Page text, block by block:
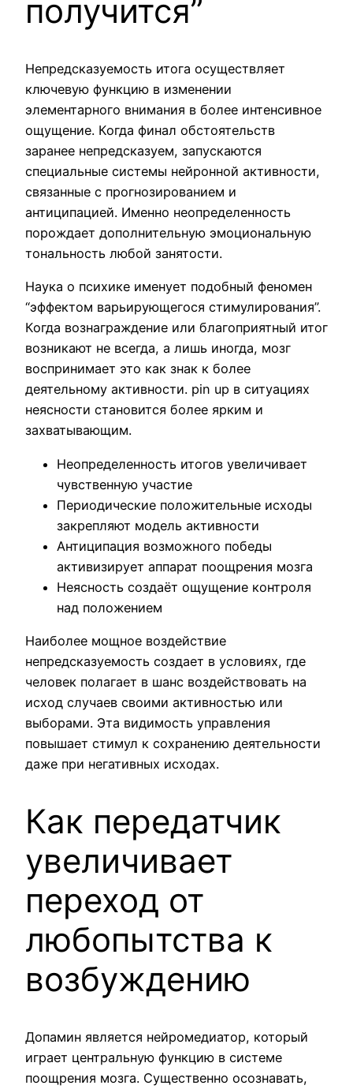
получится”
Непредсказуемость итога осуществляет
ключевую функцию в изменении
элементарного внимания в более интенсивное
ощущение. Когда финал обстоятельств
заранее непредсказуем, запускаются
специальные системы нейронной активности,
связанные с прогнозированием и
антиципацией. Именно неопределенность
порождает дополнительную эмоциональную
тональность любой занятости.
Наука о психике именует подобный феномен
“эффектом варьирующегося стимулирования”.
Когда вознаграждение или благоприятный итог
возникают не всегда, а лишь иногда, мозг
воспринимает это как знак к более
деятельному активности. pin up в ситуациях
неясности становится более ярким и
захватывающим.
Неопределенность итогов увеличивает
чувственную участие
Периодические положительные исходы
закрепляют модель активности
Антиципация возможного победы
активизирует аппарат поощрения мозга
Неясность создаёт ощущение контроля
над положением
Наиболее мощное воздействие
непредсказуемость создает в условиях, где
человек полагает в шанс воздействовать на
исход случаев своими активностью или
выборами. Эта видимость управления
повышает стимул к сохранению деятельности
даже при негативных исходах.
Как передатчик
увеличивает
переход от
любопытства к
возбуждению
Допамин является нейромедиатор, который
играет центральную функцию в системе
поощрения мозга. Существенно осознавать,